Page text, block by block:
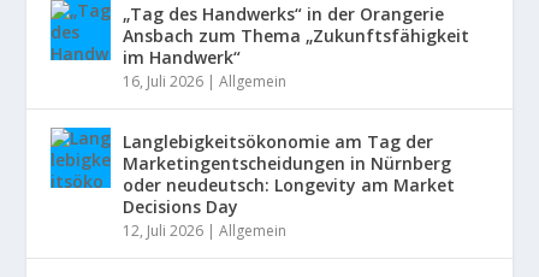
„Tag des Handwerks“ in der Orangerie
Ansbach zum Thema „Zukunftsfähigkeit
im Handwerk“
16, Juli 2026 |Allgemein
Langlebigkeitsökonomie am Tag der
Marketingentscheidungen in Nürnberg
oder neudeutsch: Longevity am Market
Decisions Day
12, Juli 2026 |Allgemein